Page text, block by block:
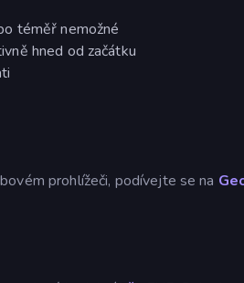
téměř nemožné
hned od začátku
prohlížeči, podívejte se na